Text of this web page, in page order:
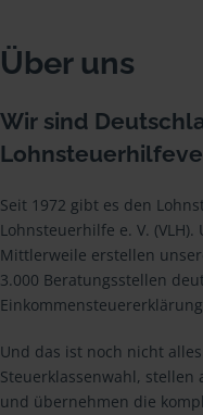
Über uns
Wir sind
Seit 1972 gibt es den
Lohnsteuerhilfe e. V.
Mittlerweile erstellen
3.000 Beratungsstellen
Und das ist noch nicht
Steuerklassenwahl,
und übernehmen die